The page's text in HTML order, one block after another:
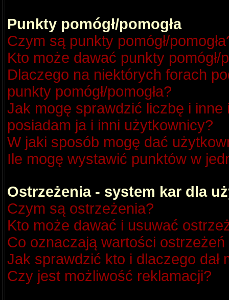
Punkty pomógł/pomogła
Czym są punkty pomógł/
Kto może dawać punkty pomógł/
Dlaczego na niektórych forach
punkty pomógł/pomogła?
Jak mogę sprawdzić liczbę i
posiadam ja i inni użytkownicy?
W jaki sposób mogę dać
Ile mogę wystawić punktów w
Ostrzeżenia - system kar dla
Czym są ostrzeżenia?
Kto może dawać i usuwać
Co oznaczają wartości
Jak sprawdzić kto i dlaczego dał
Czy jest możliwość reklamacji?